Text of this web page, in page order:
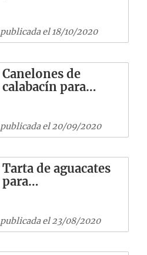
publicada el 18/10/2020
Canelones de
calabacín para…
publicada el 20/09/2020
Tarta de aguacates
para…
publicada el 23/08/2020